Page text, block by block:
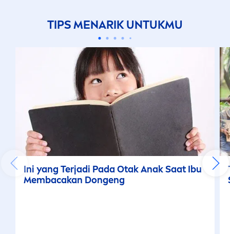
TIPSMENARIK UNTUKMU
Ini yang Terjadi Pada Otak Anak Saat Ibu
Membacakan Dongeng